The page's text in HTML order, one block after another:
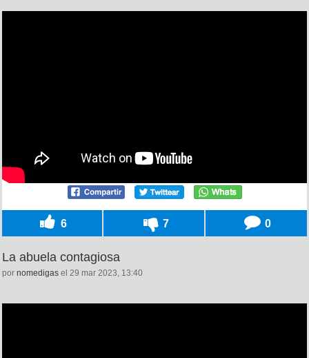
6 7 0
La abuela contagiosa
por nomedigas el 29 mar 2023, 13:40